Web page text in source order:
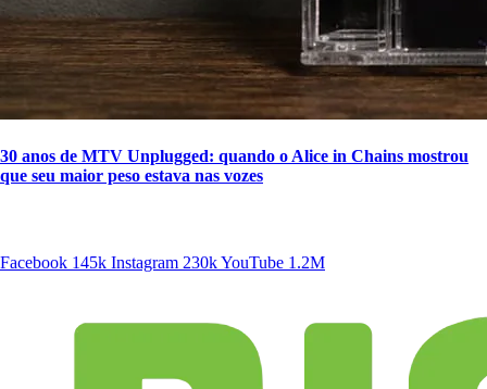
30 anos de MTV Unplugged: quando o Alice in Chains mostrou
que seu maior peso estava nas vozes
Facebook 145k Instagram 230kYouTube 1.2M